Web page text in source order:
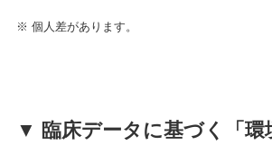
※ 個人差があります。
▼ 臨床データに基づく「環